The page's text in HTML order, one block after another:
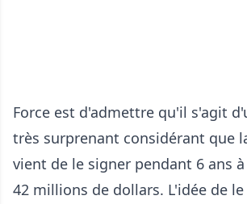
Force est d'admettre qu'il s'agit
très surprenant considérant que
vient de le signer pendant 6 ans
42 millions de dollars. L'idée de